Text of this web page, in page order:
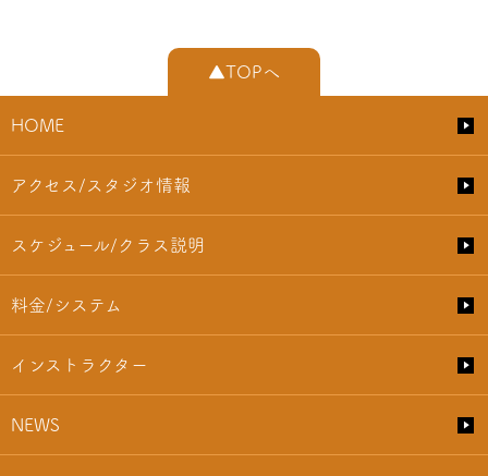
▲TOPへ
HOME
アクセス/スタジオ情報
スケジュール/クラス説明
料金/システム
インストラクター
NEWS